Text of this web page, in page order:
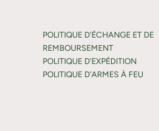
POLITIQUE D’ÉCHANGE ET DE
REMBOURSEMENT
POLITIQUE D’EXPÉDITION
POLITIQUE D’ARMES À FEU